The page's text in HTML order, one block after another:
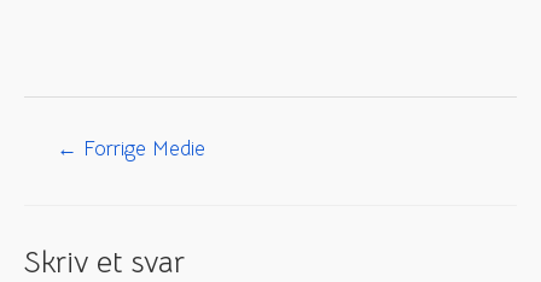
Indlægsnavigation
← Forrige Medie
Skriv et svar